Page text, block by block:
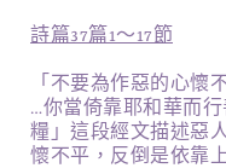
詩篇37篇1～17節
「不要為作惡的心懷
…你當倚靠耶和華而
糧」這段經文描述惡
懷不平，反倒是依靠